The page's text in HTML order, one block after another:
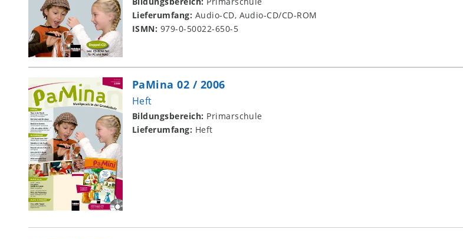
Lieferumfang: Audio-CD, Audio-CD/CD-ROM
ISMN: 979-0-50022-650-5
PaMina 02 / 2006
Heft
Bildungsbereich: Primarschule
Lieferumfang: Heft